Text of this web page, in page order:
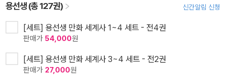
용선생 (총 127권) 신간알림 신청
[세트] 용선생 만화 세계사 1~4 세트 - 전4권
판매가 54,000원
[세트] 용선생 만화 세계사 3~4 세트 - 전2권
판매가 27,000원